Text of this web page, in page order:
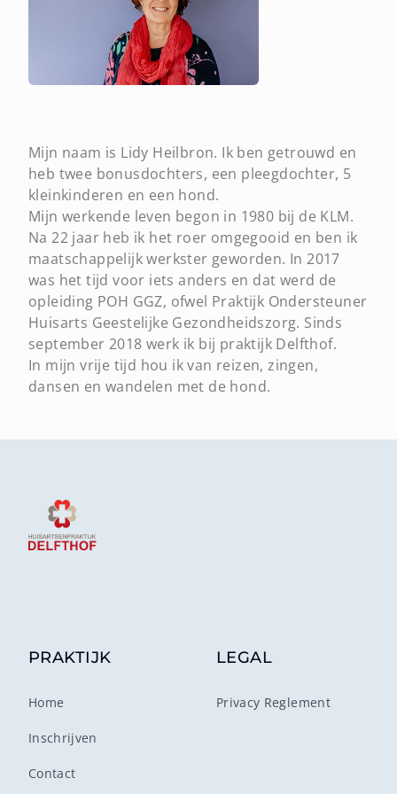
Mijn naam is Lidy Heilbron. Ik ben getrouwd en
heb twee bonusdochters, een pleegdochter, 5
kleinkinderen en een hond.
Mijn werkende leven begon in 1980 bij de KLM.
Na 22 jaar heb ik het roer omgegooid en ben ik
maatschappelijk werkster geworden. In 2017
was het tijd voor iets anders en dat werd de
opleiding POH GGZ, ofwel Praktijk Ondersteuner
Huisarts Geestelijke Gezondheidszorg. Sinds
september 2018 werk ik bij praktijk Delfthof.
In mijn vrije tijd hou ik van reizen, zingen,
dansen en wandelen met de hond.
PRAKTIJK
Home
Inschrijven
Contact
LEGAL
Privacy Reglement